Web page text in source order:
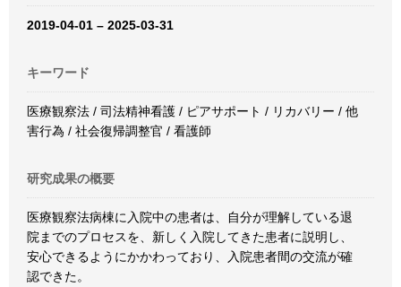
2019-04-01 – 2025-03-31
キーワード
医療観察法 / 司法精神看護 / ピアサポート / リカバリー / 他
害行為 / 社会復帰調整官 / 看護師
研究成果の概要
医療観察法病棟に入院中の患者は、自分が理解している退
院までのプロセスを、新しく入院してきた患者に説明し、
安心できるようにかかわっており、入院患者間の交流が確
認できた。